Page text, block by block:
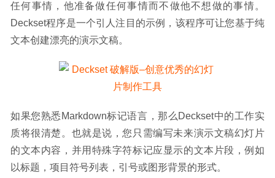
任何事情，他准备做任何事情而不做他不想做的事情。
Deckset程序是一个引人注目的示例，该程序可让您基于纯
文本创建漂亮的演示文稿。
如果您熟悉Markdown标记语言，那么Deckset中的工作实
质将很清楚。也就是说，您只需编写未来演示文稿幻灯片
的文本内容，并用特殊字符标记应显示的文本片段，例如
以标题，项目符号列表，引号或图形背景的形式。